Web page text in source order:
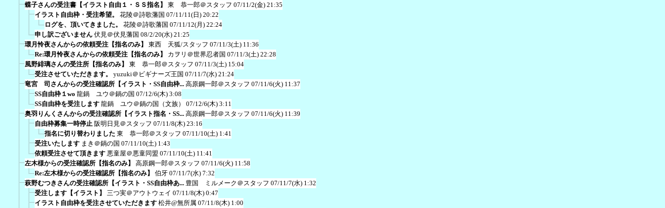
蝶子さんの受注書【イラスト自由１・ＳＳ指名】
東 恭一郎＠スタッフ 07/11/2(金) 21:35
イラスト自由枠・受注希望。
花陵＠詩歌藩国 07/11/11(日) 20:22
ログを、頂いてきました。
花陵＠詩歌藩国 07/11/12(月) 22:24
申し訳ございません 伏見＠伏見藩国 08/2/20(水) 21:25
環月怜夜さんからの依頼受注【指名のみ】
東西 天狐/スタッフ 07/11/3(土) 11:36
Re:環月怜夜さんからの依頼受注【指名のみ】
カヲリ＠世界忍者国 07/11/3(土) 22:28
風野緋璃さんの受注所【指名のみ】
東 恭一郎＠スタッフ 07/11/3(土) 15:04
受注させていただきます。
yuzuki＠ビギナーズ王国 07/11/7(水) 21:24
竜宮 司さんからの受注確認所【イラスト・SS自由枠... 高原鋼一郎＠スタッフ 07/11/6(火) 11:37
SS自由枠１wo 龍鍋 ユウ＠鍋の国 07/12/6(木) 3:08
SS自由枠を受注します 龍鍋 ユウ＠鍋の国（文族）
07/12/6(木) 3:11
奥羽りんくさんからの受注確認所【イラスト指名・SS... 高原鋼一郎＠スタッフ 07/11/6(火) 11:39
自由枠募集一時停止 阪明日見＠スタッフ 07/11/8(木) 23:16
指名に切り替わりました 東 恭一郎＠スタッフ 07/11/10(土) 1:41
受注いたします まき＠鍋の国 07/11/10(土) 1:43
依頼受注させて頂きます 悪童屋＠悪童同盟 07/11/10(土) 11:41
左木様からの受注確認所【指名のみ】
高原鋼一郎＠スタッフ 07/11/6(火) 11:58
Re:左木様からの受注確認所【指名のみ】
伯牙 07/11/7(水) 7:32
萩野むつきさんの受注確認所【イラスト・SS自由枠あ... 豊国 ミルメーク＠スタッフ 07/11/7(水) 1:32
受注します【イラスト】
三つ実＠アウトウェイ 07/11/8(木) 0:47
イラスト自由枠を受注させていただきます 松井@無所属 07/11/8(木) 1:00